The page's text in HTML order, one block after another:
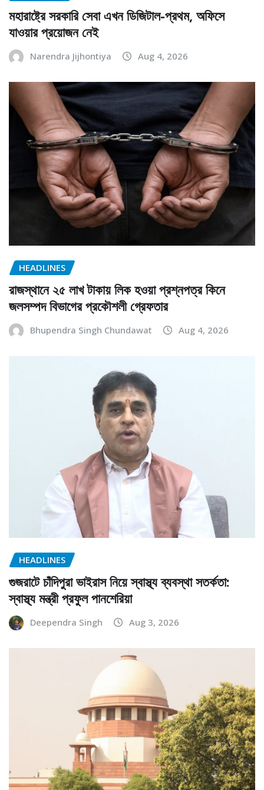
মহারাষ্ট্রে সরকারি সেবা এখন ডিজিটাল-প্রথম, অফিসে
যাওয়ার প্রয়োজন নেই
Narendra Jijhontiya Aug 4, 2026
HEADLINES
রাজস্থানে ২৫ লাখ টাকায় লিক হওয়া প্রশ্নপত্র কিনে
জলসম্পদ বিভাগের প্রকৌশলী গ্রেফতার
Bhupendra Singh Chundawat Aug 4, 2026
HEADLINES
গুজরাটে চাঁদিপুরা ভাইরাস নিয়ে স্বাস্থ্য ব্যবস্থা সতর্কতা:
স্বাস্থ্য মন্ত্রী প্রফুল পানশেরিয়া
Deependra Singh Aug 3, 2026